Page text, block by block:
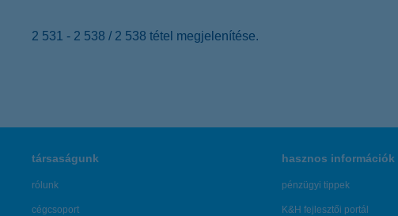
2 531 - 2 538 / 2 538 tétel megjelenítése.
társaságunk
rólunk
cégcsoport
hasznos információk
pénzügyi tippek
K&H fejlesztői portál